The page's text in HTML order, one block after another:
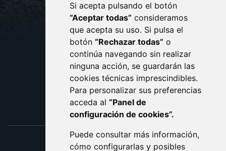
Si acepta pulsando el botón
“Aceptar todas” consideramos
que acepta su uso. Si pulsa el
botón “Rechazar todas” o
continúa navegando sin realizar
ninguna acción, se guardarán las
cookies técnicas imprescindibles.
Para personalizar sus preferencias
acceda al “Panel de
configuración de cookies”.
Puede consultar más información,
cómo configurarlas y posibles
CONTACTO
AVISO LEGAL
PROTECCIÓN DE DATOS
POLÍTICA DE COOKIES
ACCESIBILIDAD
ENLACE EXTERNO AL